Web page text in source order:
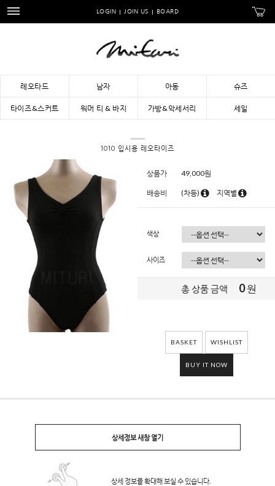
LOGIN JOIN US BOARD
레오타드 남자 아동 슈즈
타이즈&스커트 워머 티 & 바지 가방&악세서리 세일
1010 입시용 레오타이즈
상품가 49,000원
배송비 (차등) 지역별
색상
사이즈
총 상품 금액 0원
BASKET WISHLIST
BUY IT NOW
상세정보 새창 열기
상세 정보를 확대해 보실 수 있습니다.